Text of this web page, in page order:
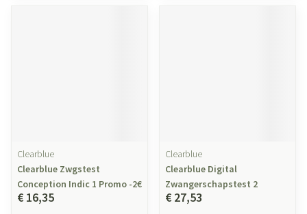
Clearblue
Clearblue Zwgstest
Conception Indic 1 Promo -2€
€ 16,35
Clearblue
Clearblue Digital
Zwangerschapstest 2
€ 27,53